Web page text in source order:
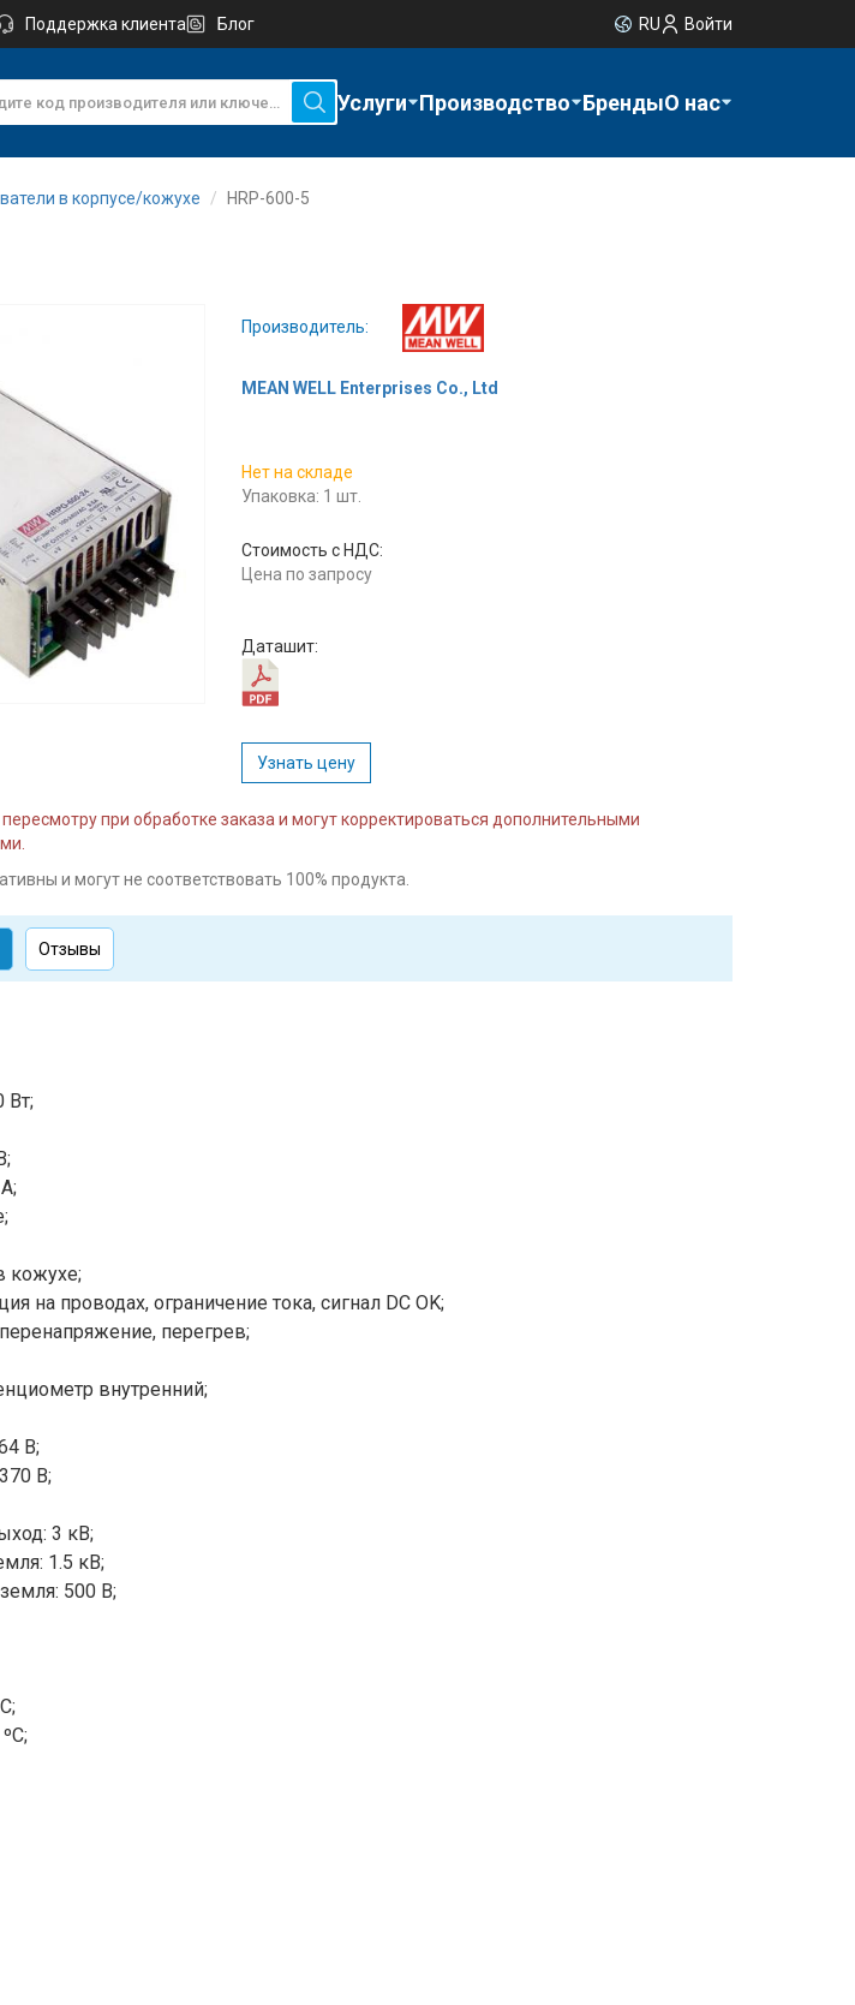
Поддержка клиента Блог RU Войти
Услуги Производство БрендыО нас
в корпусе/кожухе HRP-600-5
Производитель:
MEAN WELL Enterprises Co., Ltd
Нет на складе
Упаковка: 1 шт.
Стоимость с НДС:
Цена по запросу
Даташит:
Узнать цену
при обработке заказа и могут корректироваться дополнительными
и могут не соответствовать 100% продукта.
Отзывы
Вт;
кожухе;
на проводах, ограничение тока, сигнал DC OK;
перегрев;
внутренний;
В;
В;
3 кВ;
1.5 кВ;
500 В;